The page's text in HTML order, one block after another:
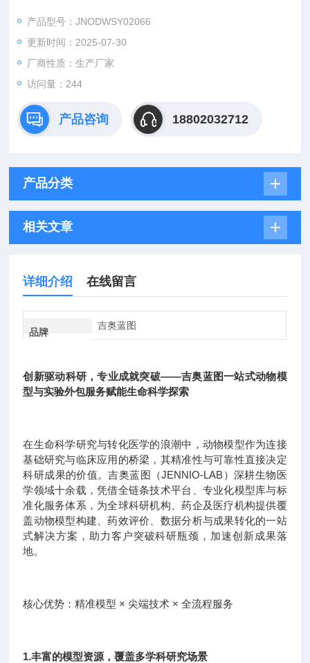
机构、药企及医疗机构提供覆盖动物模型构建、药效评价、数据
分析与成果转化的一站式解决方案，助力客户突破科研瓶颈，加
速创新成果落地。
产品型号：JNODWSY02066
更新时间：2025-07-30
厂商性质：生产厂家
访问量：244
产品咨询 18802032712
产品分类
相关文章
详细介绍 在线留言
品牌
吉奥蓝图
创新驱动科研，专业成就突破——吉奥蓝图一站式动物模
型与实验外包服务赋能生命科学探索
在生命科学研究与转化医学的浪潮中，动物模型作为连接
基础研究与临床应用的桥梁，其精准性与可靠性直接决定
科研成果的价值。吉奥蓝图（JENNIO-LAB）深耕生物医
学领域十余载，凭借全链条技术平台、专业化模型库与标
准化服务体系，为全球科研机构、药企及医疗机构提供覆
盖动物模型构建、药效评价、数据分析与成果转化的一站
式解决方案，助力客户突破科研瓶颈，加速创新成果落
地。
核心优势：精准模型 × 尖端技术 × 全流程服务
1.丰富的模型资源，覆盖多学科研究场景